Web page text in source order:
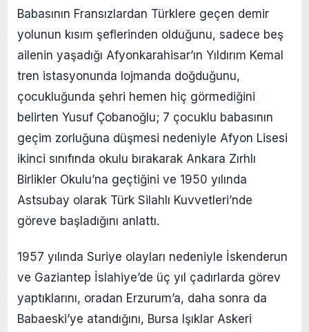
Babasının Fransızlardan Türklere geçen demir
yolunun kısım şeflerinden olduğunu, sadece beş
ailenin yaşadığı Afyonkarahisar’ın Yıldırım Kemal
tren istasyonunda lojmanda doğduğunu,
çocukluğunda şehri hemen hiç görmediğini
belirten Yusuf Çobanoğlu; 7 çocuklu babasının
geçim zorluğuna düşmesi nedeniyle Afyon Lisesi
ikinci sınıfında okulu bırakarak Ankara Zırhlı
Birlikler Okulu’na geçtiğini ve 1950 yılında
Astsubay olarak Türk Silahlı Kuvvetleri’nde
göreve başladığını anlattı.
1957 yılında Suriye olayları nedeniyle İskenderun
ve Gaziantep İslahiye’de üç yıl çadırlarda görev
yaptıklarını, oradan Erzurum’a, daha sonra da
Babaeski’ye atandığını, Bursa Işıklar Askeri